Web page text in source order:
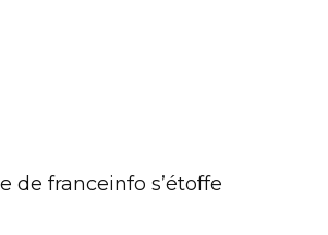
de franceinfo s’étoffe